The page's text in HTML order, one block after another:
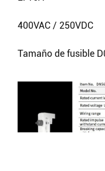
400VAC / 250VDC
Tamaño de fusible